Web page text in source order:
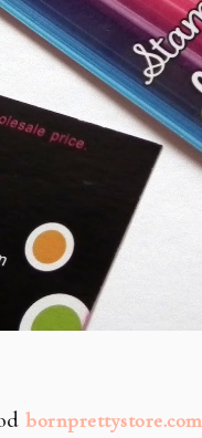
bornprettystore.com